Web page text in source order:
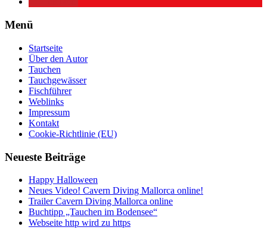
Menü
Startseite
Über den Autor
Tauchen
Tauchgewässer
Fischführer
Weblinks
Impressum
Kontakt
Cookie-Richtlinie (EU)
Neueste Beiträge
Happy Halloween
Neues Video! Cavern Diving Mallorca online!
Trailer Cavern Diving Mallorca online
Buchtipp „Tauchen im Bodensee“
Webseite http wird zu https